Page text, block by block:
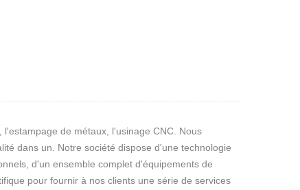
de métaux, l'usinage CNC. Nous
dans un. Notre société dispose d'une technologie
d'un ensemble complet d'équipements de
pour fournir à nos clients une série de services